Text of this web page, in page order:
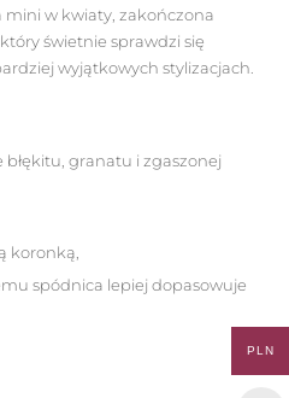
mini w kwiaty, zakończona
świetnie sprawdzi się
wyjątkowych stylizacjach.
granatu i zgaszonej
koronką,
spódnica lepiej dopasowuje
PLN